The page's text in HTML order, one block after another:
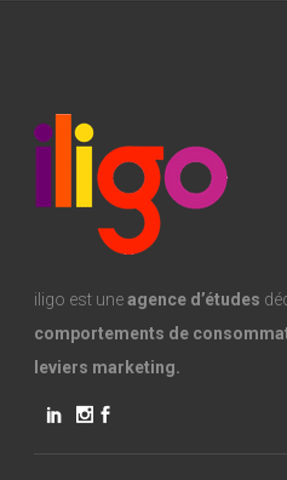
iligo est uneagence d’études
comportements de
leviers marketing.